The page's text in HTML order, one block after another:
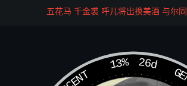
凶空吉 吉空凶
吉曜空亡还减福，凶星空了却
五花马 千金裘 呼儿将出换美酒 与尔
13% 26d